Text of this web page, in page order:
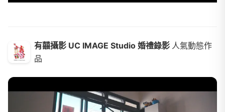
有囍攝影 UC IMAGE Studio 婚禮錄影 人氣動態作
品